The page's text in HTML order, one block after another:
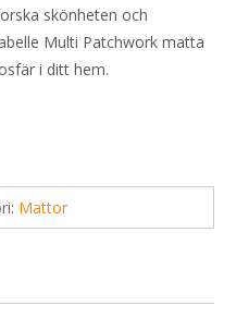
skönheten och
Multi Patchwork matta
i ditt hem.
Mattor